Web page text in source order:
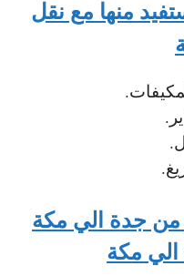
منها مع نقل
من جدة الي مكة
مكة